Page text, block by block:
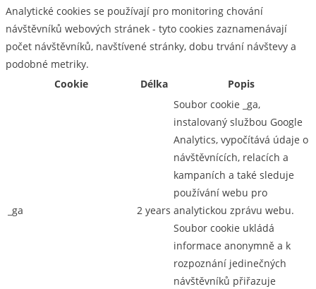
Analytické cookies se používají pro monitoring chování
návštěvníků webových stránek - tyto cookies zaznamenávají
počet návštěvníků, navštívené stránky, dobu trvání návštevy a
podobné metriky.
Cookie
Délka Popis
_ga 2 years
Soubor cookie _ga,
instalovaný službou Google
Analytics, vypočítává údaje o
návštěvnících, relacích a
kampaních a také sleduje
používání webu pro
analytickou zprávu webu.
Soubor cookie ukládá
informace anonymně a k
rozpoznání jedinečných
návštěvníků přiřazuje